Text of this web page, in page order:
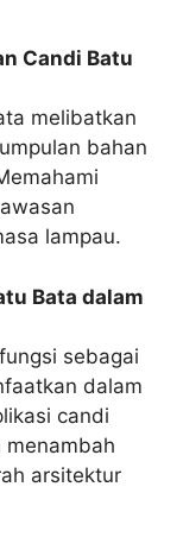
Candi Batu
melibatkan
bahan
lampau.
Bata dalam
sebagai
dalam
candi
arsitektur